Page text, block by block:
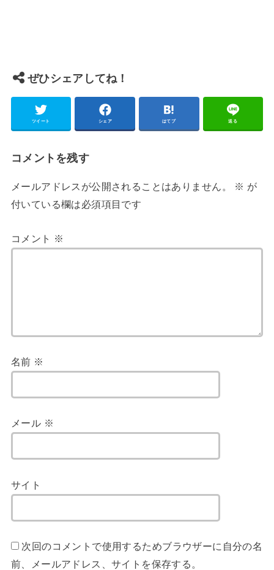
ぜひシェアしてね！
ツイート シェア はてブ 送る
コメントを残す
メールアドレスが公開されることはありません。 ※ が
付いている欄は必須項目です
コメント ※
名前 ※
メール ※
サイト
次回のコメントで使用するためブラウザーに自分の名
前、メールアドレス、サイトを保存する。